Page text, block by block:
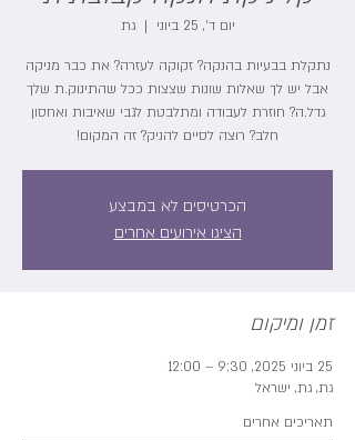
יום ד׳, 25 ביוני
  |
גת
נתקלת בבעיות בהנקה? זקוקה לעזרה? את כבר מניקה
אבל יש לך שאלות שונות שצצות ככל שהתינוק.ת שלך
גדל.ה? חוזרת לעבודה ומתלבטת לגבי שאיבות ואחסון
חלב? רוצה לסיים להניק? זה המקום!
הכרטיסים לא במבצע
הציגו אירועים אחרים
זמן ומיקום
25 ביוני 2025, 9:30 – 12:00
גת, גת, ישראל
תאריכים אחרים